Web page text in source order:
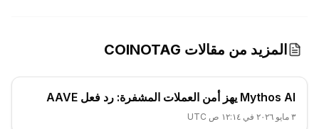
المزيد من مقالات COINOTAG
Mythos AI يهز أمن العملات المشفرة: رد فعل AAVE
٣ مايو ٢٠٢٦ في ١٢:١٤ ص UTC